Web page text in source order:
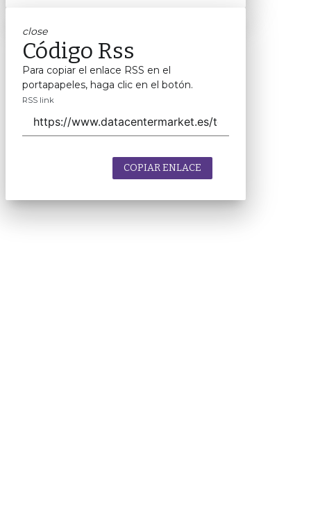
close
Código Rss
Para copiar el enlace RSS en el
portapapeles, haga clic en el botón.
RSS link
COPIAR ENLACE